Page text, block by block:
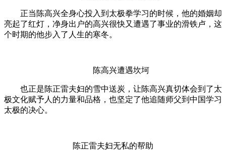
正当陈高兴全身心投入到太极拳学习的时候，他的婚姻却
亮起了红灯，净身出户的高兴很快又遭遇了事业的滑铁卢，这
个时期的他步入了人生的寒冬。
陈高兴遭遇坎坷
也正是陈正雷夫妇的雪中送炭，让陈高兴真切体会到了太
极文化赋予人的力量和品格，也坚定了他追随师父到中国学习
太极的决心。
陈正雷夫妇无私的帮助